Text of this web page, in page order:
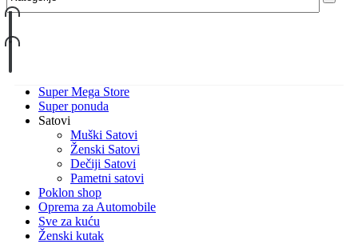
Super Mega Store
Super ponuda
Satovi
Muški Satovi
Ženski Satovi
Dečiji Satovi
Pametni satovi
Poklon shop
Oprema za Automobile
Sve za kuću
Ženski kutak